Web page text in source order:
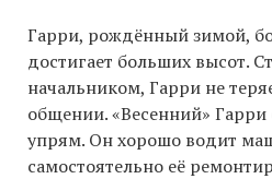
Гарри, рождённый зимой,
достигает больших высот.
начальником, Гарри не
общении. «Весенний»
упрям. Он хорошо водит
самостоятельно её